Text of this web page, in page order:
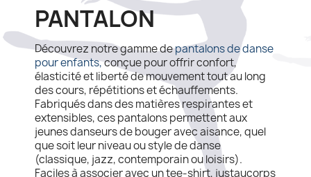
PANTALON
Découvrez notre gamme depantalons de danse
pour enfants,conçue pour offrir confort,
élasticité et liberté de mouvement tout au long
des cours, répétitions et échauffements.
Fabriqués dans des matières respirantes et
extensibles, ces pantalons permettent aux
jeunes danseurs de bouger avec aisance, quel
que soit leur niveau ou style de danse
(classique, jazz, contemporain ou loisirs).
Faciles à associer avec un tee‑shirt, justaucorps